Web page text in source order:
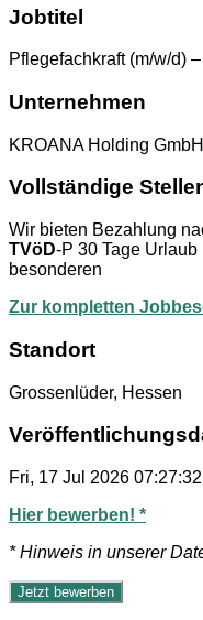
Jobtitel
Pflegefachkraft (m/w/d)
Unternehmen
KROANA Holding GmbH
Vollständige
Wir bieten Bezahlung
TVöD-P 30 Tage
besonderen
Zur kompletten
Standort
Grossenlüder, Hessen
Fri, 17 Jul 2026
Hier bewerben! *
* Hinweis in unserer